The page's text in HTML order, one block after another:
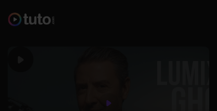
Play